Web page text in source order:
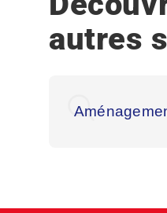
autres